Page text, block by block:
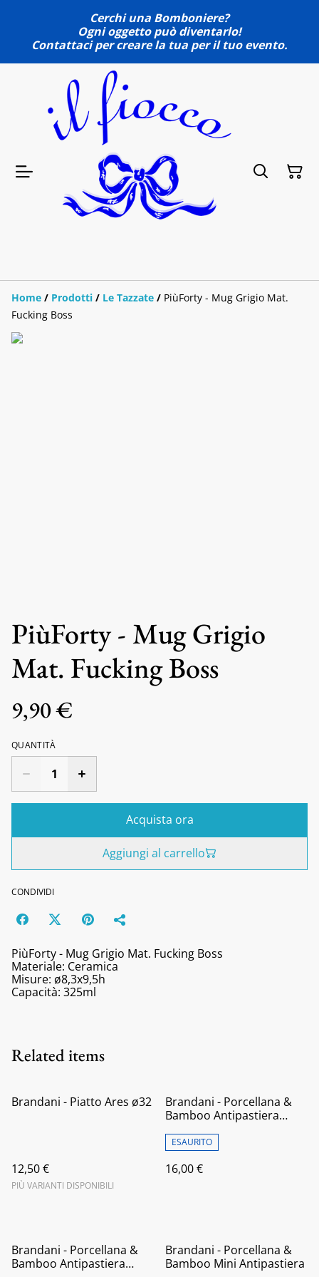
Cerchi una Bomboniere?
Ogni oggetto può diventarlo!
Contattaci per creare la tua per il tuo evento.
Home / Prodotti / Le Tazzate / PiùForty - Mug Grigio Mat.
Fucking Boss
PiùForty - Mug Grigio
Mat. Fucking Boss
9,90 €
QUANTITÀ
Acquista ora
Aggiungi al carrello
CONDIVIDI
PiùForty - Mug Grigio Mat. Fucking Boss
Materiale: Ceramica
Misure: ø8,3x9,5h
Capacità: 325ml
Related items
Brandani - Piatto Ares ø32
12,50 €
PIÙ VARIANTI DISPONIBILI
Brandani - Porcellana &
Bamboo Antipastiera
ESAURITO
16,00 €
Brandani - Porcellana &
Bamboo Antipastiera
Brandani - Porcellana &
Bamboo Mini Antipastiera